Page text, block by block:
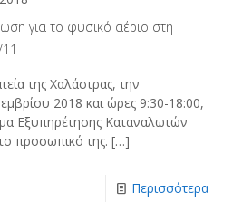
για το φυσικό αέριο στη
της Χαλάστρας, την
2018 και ώρες 9:30-18:00,
Εξυπηρέτησης Καταναλωτών
προσωπικό της. […]
Περισσότερα